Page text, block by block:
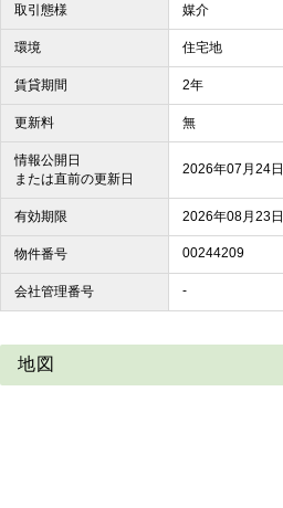
取引態様 媒介
環境 住宅地
賃貸期間 2年
更新料 無
情報公開日
または直前の更新日
2026年07月24日
有効期限 2026年08月23日
物件番号 00244209
会社管理番号 -
地図